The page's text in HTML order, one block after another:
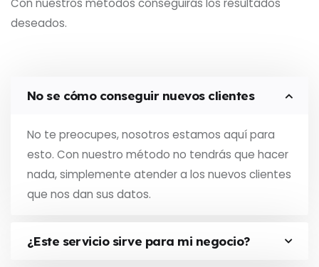
Con nuestros métodos conseguirás los resultados
deseados.
No se cómo conseguir nuevos clientes
No te preocupes, nosotros estamos aquí para
esto. Con nuestro método no tendrás que hacer
nada, simplemente atender a los nuevos clientes
que nos dan sus datos.
¿Este servicio sirve para mi negocio?